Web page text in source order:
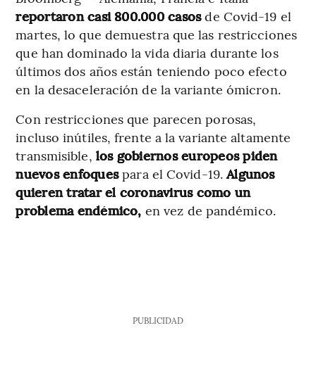
reportaron casi 800.000 casosde Covid-19 el
martes, lo que demuestra que las restricciones
que han dominado la vida diaria durante los
últimos dos años están teniendo poco efecto
en la desaceleración de la variante ómicron.
Con restricciones que parecen porosas,
incluso inútiles, frente a la variante altamente
transmisible, los gobiernos europeos piden
nuevos enfoquespara el Covid-19.Algunos
quieren tratar el coronavirus como un
problema endémico, en vez de pandémico.
PUBLICIDAD